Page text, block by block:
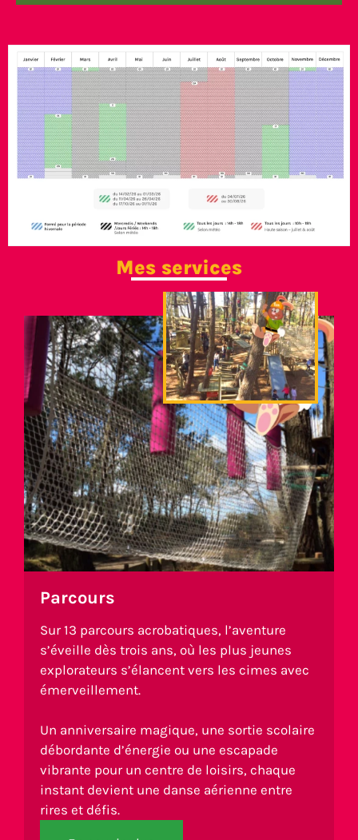
Mes services
Parcours
Sur 13 parcours acrobatiques, l’aventure
s’éveille dès trois ans, où les plus jeunes
explorateurs s’élancent vers les cimes avec
émerveillement.
Un anniversaire magique, une sortie scolaire
débordante d’énergie ou une escapade
vibrante pour un centre de loisirs, chaque
instant devient une danse aérienne entre
rires et défis.